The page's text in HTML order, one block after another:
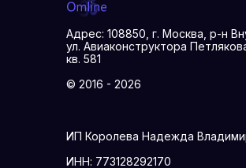
Адрес: 108850, г. Москва, р-н
ул. Авиаконструктора
кв. 581
© 2016 - 2026
ИП Королева Надежда
ИНН: 773128292170